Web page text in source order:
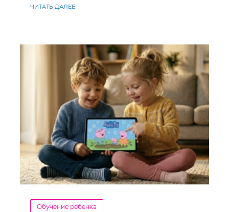
ЧИТАТЬ ДАЛЕЕ
Обучение ребенка